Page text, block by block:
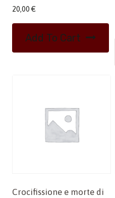
20,00 €
Add To Cart
Crocifissione e morte di